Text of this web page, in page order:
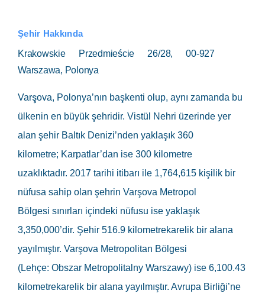
Şehir Hakkında
Krakowskie Przedmieście 26/28, 00-927
Warszawa, Polonya
Varşova, Polonya’nın başkenti olup, aynı zamanda bu
ülkenin en büyük şehridir. Vistül Nehri üzerinde yer
alan şehir Baltık Denizi’nden yaklaşık 360
kilometre; Karpatlar’dan ise 300 kilometre
uzaklıktadır. 2017 tarihi itibarı ile 1,764,615 kişilik bir
nüfusa sahip olan şehrin Varşova Metropol
Bölgesi sınırları içindeki nüfusu ise yaklaşık
3,350,000’dir. Şehir 516.9 kilometrekarelik bir alana
yayılmıştır. Varşova Metropolitan Bölgesi
(Lehçe: Obszar Metropolitalny Warszawy) ise 6,100.43
kilometrekarelik bir alana yayılmıştır. Avrupa Birliği’ne